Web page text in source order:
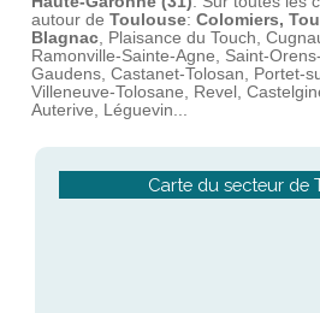
autour de Toulouse: Colomiers,
Blagnac, Plaisance du Touch,
Ramonville-Sainte-Agne, Saint-
Gaudens, Castanet-Tolosan, Portet-
Villeneuve-Tolosane, Revel,
Auterive, Léguevin...
Carte du secteur de